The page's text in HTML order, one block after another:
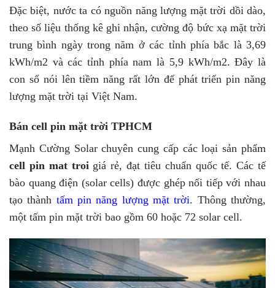
Đặc biệt, nước ta có nguồn năng lượng mặt trời dồi dào,
theo số liệu thống kê ghi nhận, cường độ bức xạ mặt trời
trung bình ngày trong năm ở các tỉnh phía bắc là 3,69
kWh/m2 và các tỉnh phía nam là 5,9 kWh/m2. Đây là
con số nói lên tiềm năng rất lớn để phát triển pin năng
lượng mặt trời tại Việt Nam.
Bán cell pin mặt trời TPHCM
Mạnh Cường Solar chuyên cung cấp các loại sản phẩm
cell pin mat troigiá rẻ, đạt tiêu chuẩn quốc tế. Các tế
bào quang điện (solar cells) được ghép nối tiếp với nhau
tạo thành tấm pin năng lượng mặt trời. Thông thường,
một tấm pin mặt trời bao gồm 60 hoặc 72 solar cell.